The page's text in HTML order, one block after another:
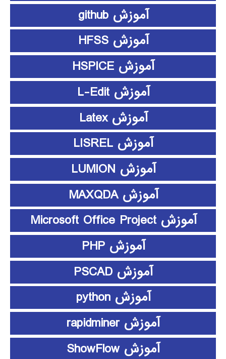
آموزش github
آموزش HFSS
آموزش HSPICE
آموزش L-Edit
آموزش Latex
آموزش LISREL
آموزش LUMION
آموزش MAXQDA
آموزش Microsoft Office Project
آموزش PHP
آموزش PSCAD
آموزش python
آموزش rapidminer
آموزش ShowFlow